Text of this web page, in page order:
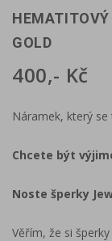
HEMATITOVÝ
GOLD
400,- Kč
Náramek, který
Chcete být
Noste šperky
Věřím, že si šperky